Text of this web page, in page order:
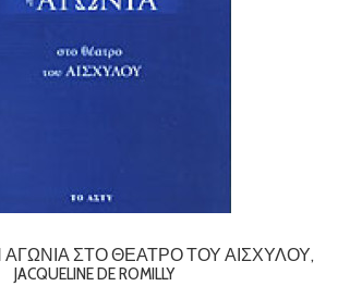
ΣΤΟ ΘΈΑΤΡΟ ΤΟΥ ΑΙΣΧΎΛΟΥ,
JACQUELINE DE ROMILLY